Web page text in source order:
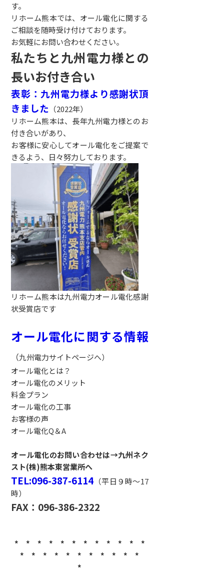
す。
リホーム熊本では、オール電化に関する
ご相談を随時受け付けております。
お気軽にお問い合わせください。
私たちと九州電力様との
長いお付き合い
表彰：九州電力様より感謝状頂
きました （2022年）
リホーム熊本は、長年九州電力様とのお
付き合いがあり、
お客様に安心してオール電化をご提案で
きるよう、日々努力しております。
リホーム熊本は九州電力オール電化感謝
状受賞店です
オール電化に関する情報
（九州電力サイトページへ）
オール電化とは？
オール電化のメリット
料金プラン
オール電化の工事
お客様の声
オール電化Q＆A
オール電化のお問い合わせは→九州ネク
スト(株)熊本東営業所へ
TEL:096-387-6114 （平日９時～17
時）
FAX：096-386-2322
* * * * * * * * * * * *
* * * * * * * * * * *
*